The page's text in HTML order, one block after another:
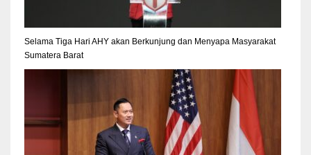
Selama Tiga Hari AHY akan Berkunjung dan Menyapa Masyarakat
Sumatera Barat